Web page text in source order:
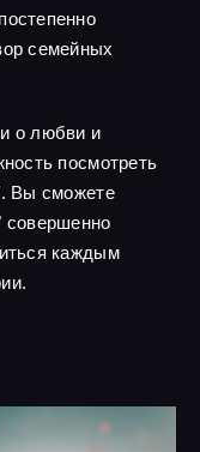
семейных
о любви и
посмотреть
Вы сможете
совершенно
каждым